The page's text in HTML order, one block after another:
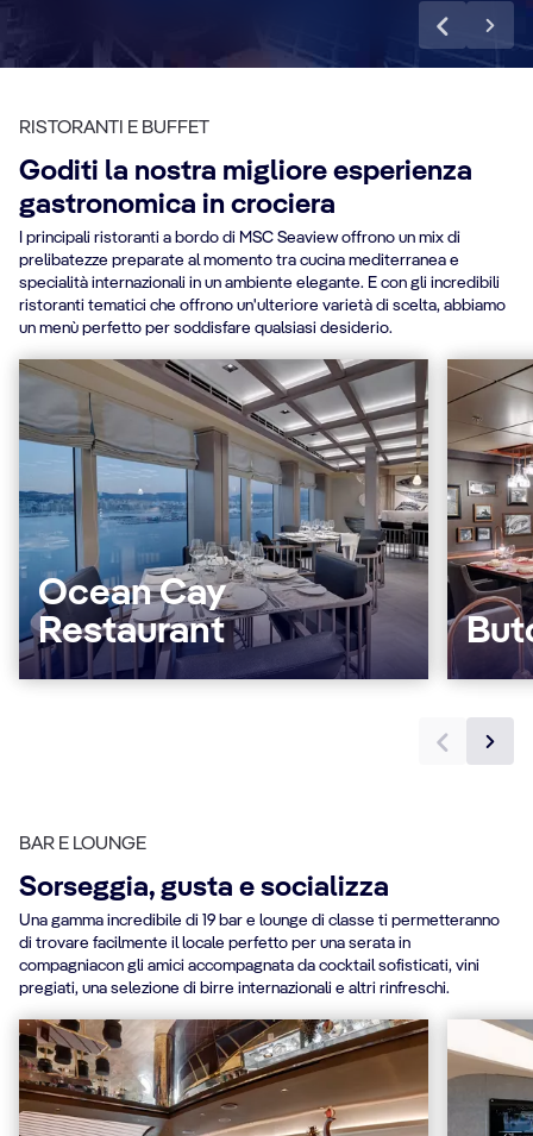
RISTORANTI E BUFFET
Goditi la nostra migliore esperienza
gastronomica in crociera
I principali ristoranti a bordo di MSC Seaview offrono un mix di
prelibatezze preparate al momento tra cucina mediterranea e
specialità internazionali in un ambiente elegante. E con gli incredibili
ristoranti tematici che offrono un'ulteriore varietà di scelta, abbiamo
un menù perfetto per soddisfare qualsiasi desiderio.
Ocean Cay
Restaurant
BAR E LOUNGE
Sorseggia, gusta e socializza
Una gamma incredibile di 19 bar e lounge di classe ti permetteranno
di trovare facilmente il locale perfetto per una serata in
compagniacon gli amici accompagnata da cocktail sofisticati, vini
pregiati, una selezione di birre internazionali e altri rinfreschi.